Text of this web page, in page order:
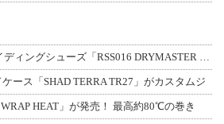
アールエスタイチの新ライディングシューズ「RSS016 DRYMASTER スト
ース「SHAD TERRA TR27」がカスタムジ
HEAT」が発売！ 最高約80℃の巻き